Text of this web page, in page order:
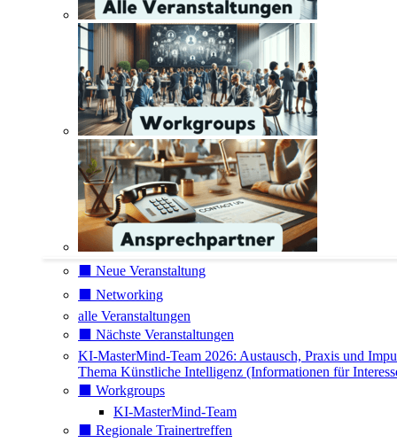
⬛️ Neue Veranstaltung
⬛️ Networking
alle Veranstaltungen
⬛️ Nächste Veranstaltungen
KI-MasterMind-Team 2026: Austausch, Praxis und
Thema Künstliche Intelligenz (Informationen für
⬛️ Workgroups
KI-MasterMind-Team
⬛️ Regionale Trainertreffen